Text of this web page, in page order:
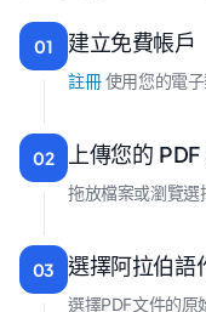
01 建立免費帳戶
註冊使用您的電子
02 上傳您的
拖放檔案或瀏覽選
03 選擇阿拉伯語
選擇PDF文件的原